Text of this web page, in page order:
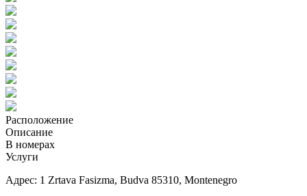
Расположение
Описание
В номерах
Услуги
Адрес: 1 Zrtava Fasizma, Budva 85310, Montenegro